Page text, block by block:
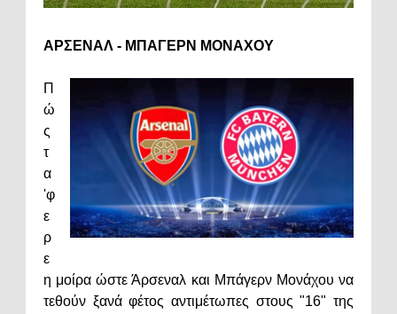
ΑΡΣΕΝΑΛ - ΜΠΑΓΕΡΝ ΜΟΝΑΧΟΥ
Π
ώ
ς
τ
α
'φ
ε
ρ
ε
η μοίρα ώστε Άρσεναλ και Μπάγερν Μονάχου να
τεθούν ξανά φέτος αντιμέτωπες στους "16" της